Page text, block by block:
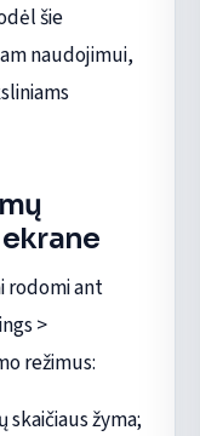
šie
naudojimui,
rodomi ant
>
režimus:
žyma;